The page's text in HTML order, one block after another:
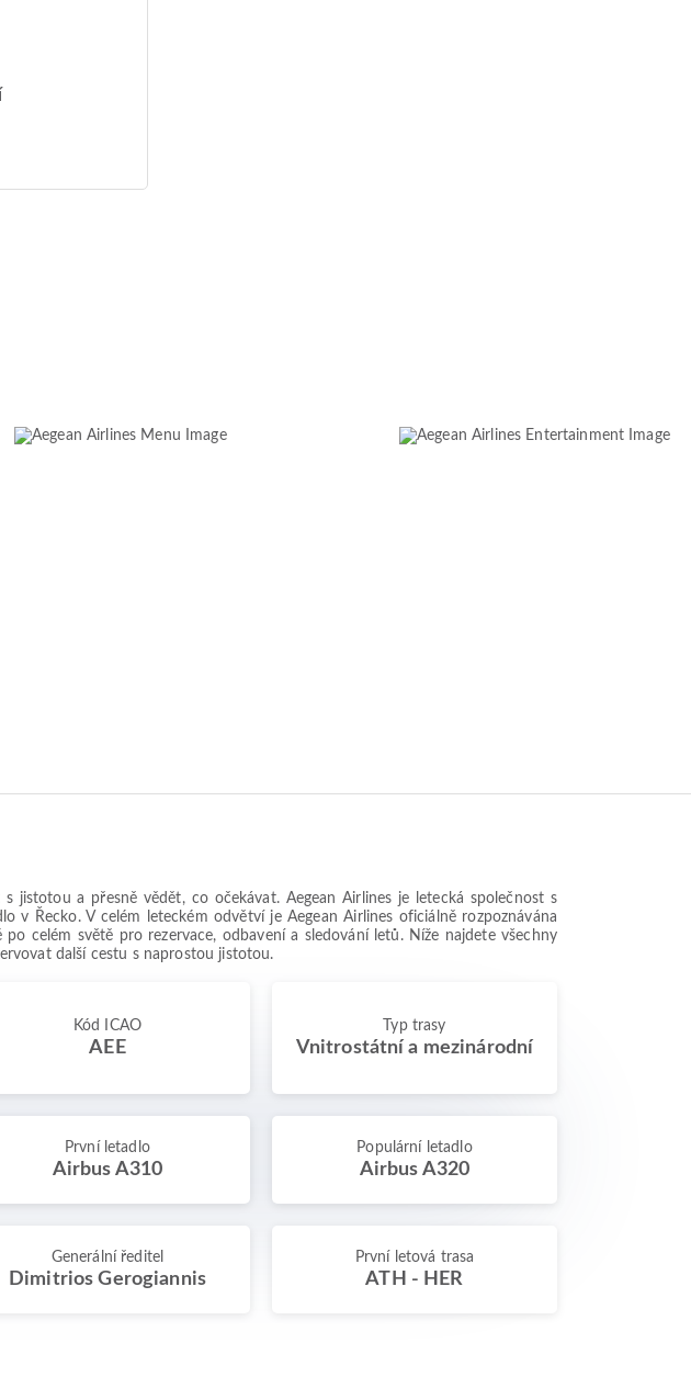
jistotou a přesně vědět, co očekávat. Aegean Airlines je letecká společnost s
Řecko. V celém leteckém odvětví je Aegean Airlines oficiálně rozpoznávána
celém světě pro rezervace, odbavení a sledování letů. Níže najdete všechny
další cestu s naprostou jistotou.
Kód ICAO
AEE
Typ trasy
Vnitrostátní a mezinárodní
První letadlo
Airbus A310
Populární letadlo
Airbus A320
Generální ředitel
Dimitrios Gerogiannis
První letová trasa
ATH - HER